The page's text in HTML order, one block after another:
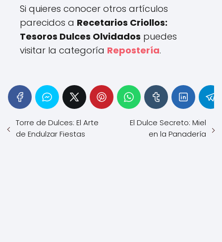
Si quieres conocer otros artículos
parecidos a Recetarios Criollos:
Tesoros Dulces Olvidados puedes
visitar la categoría Repostería.
Torre de Dulces: El Arte
de Endulzar Fiestas
El Dulce Secreto: Miel
en la Panadería